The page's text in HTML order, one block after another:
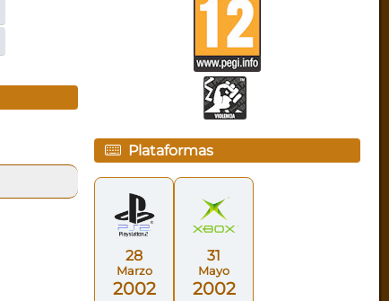
Plataformas
28
Marzo
2002
31
Mayo
2002